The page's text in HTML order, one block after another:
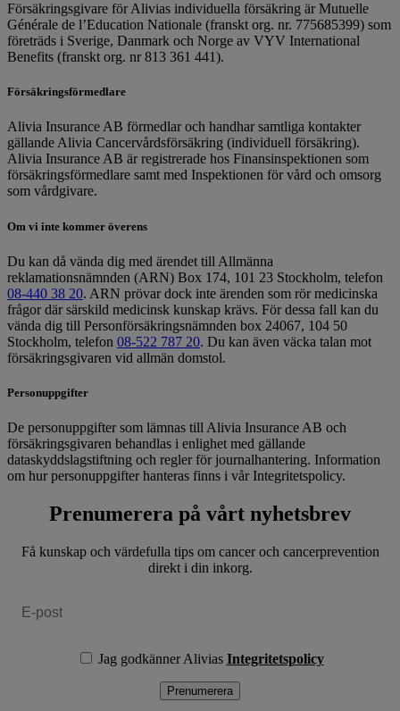
Försäkringsgivare för Alivias individuella försäkring är Mutuelle
Générale de l’Education Nationale (franskt org. nr. 775685399) som
företräds i Sverige, Danmark och Norge av VYV International
Benefits (franskt org. nr 813 361 441).
Försäkringsförmedlare
Alivia Insurance AB förmedlar och handhar samtliga kontakter
gällande Alivia Cancervårdsförsäkring (individuell försäkring).
Alivia Insurance AB är registrerade hos Finansinspektionen som
försäkringsförmedlare samt med Inspektionen för vård och omsorg
som vårdgivare.
Om vi inte kommer överens
Du kan då vända dig med ärendet till Allmänna
reklamationsnämnden (ARN) Box 174, 101 23 Stockholm, telefon
08-440 38 20. ARN prövar dock inte ärenden som rör medicinska
frågor där särskild medicinsk kunskap krävs. För dessa fall kan du
vända dig till Personförsäkringsnämnden box 24067, 104 50
Stockholm, telefon 08-522 787 20. Du kan även väcka talan mot
försäkringsgivaren vid allmän domstol.
Personuppgifter
De personuppgifter som lämnas till Alivia Insurance AB och
försäkringsgivaren behandlas i enlighet med gällande
dataskyddslagstiftning och regler för journalhantering. Information
om hur personuppgifter hanteras finns i vår Integritetspolicy.
Prenumerera på vårt nyhetsbrev
Få kunskap och värdefulla tips om cancer och cancerprevention
direkt i din inkorg.
Jag godkänner Alivias Integritetspolicy